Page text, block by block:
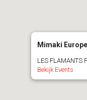
Mimaki
LES FLAMANTS
Bekijk Events